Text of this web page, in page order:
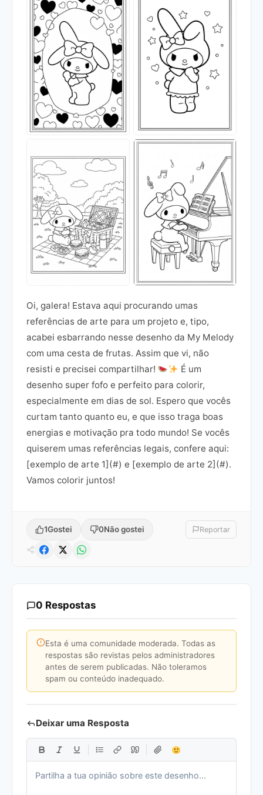
Oi, galera! Estava aqui procurando umas
referências de arte para um projeto e, tipo,
acabei esbarrando nesse desenho da My Melody
com uma cesta de frutas. Assim que vi, não
resisti e precisei compartilhar!
É um
desenho super fofo e perfeito para colorir,
especialmente em dias de sol. Espero que vocês
curtam tanto quanto eu, e que isso traga boas
energias e motivação pra todo mundo! Se vocês
quiserem umas referências legais, confere aqui:
[exemplo de arte 1](#) e [exemplo de arte 2](#).
Vamos colorir juntos!
1Gostei 0Não gostei Reportar
0 Respostas
Esta é uma comunidade moderada. Todas as
respostas são revistas pelos administradores
antes de serem publicadas. Não toleramos
spam ou conteúdo inadequado.
Deixar uma Resposta